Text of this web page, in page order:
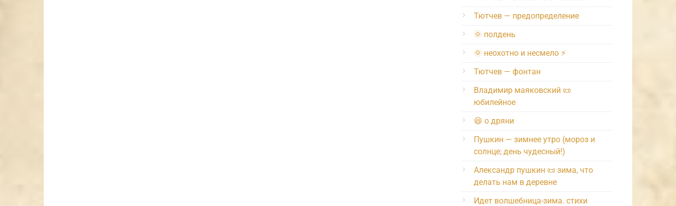
Тютчев — предопределение
🌞 полдень
🌞 неохотно и несмело ⚡️
Тютчев — фонтан
Владимир маяковский 📜
юбилейное
😆 о дряни
Пушкин — зимнее утро (мороз и
солнце; день чудесный!)
Александр пушкин 📜 зима, что
делать нам в деревне
Идет волшебница-зима. стихи